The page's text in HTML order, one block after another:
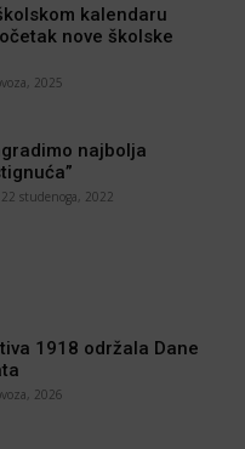
kalendaru
nove školske
2025
najbolja
22 studenoga, 2022
1918 održala Dane
2026